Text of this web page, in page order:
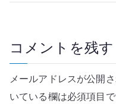
ゲ
ー
シ
コメントを残す
メールアドレスが公開
いている欄は必須項目